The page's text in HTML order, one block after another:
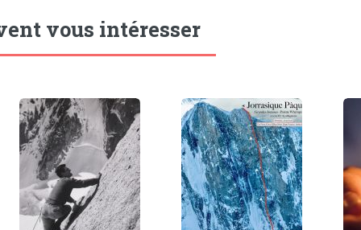
vous intéresser